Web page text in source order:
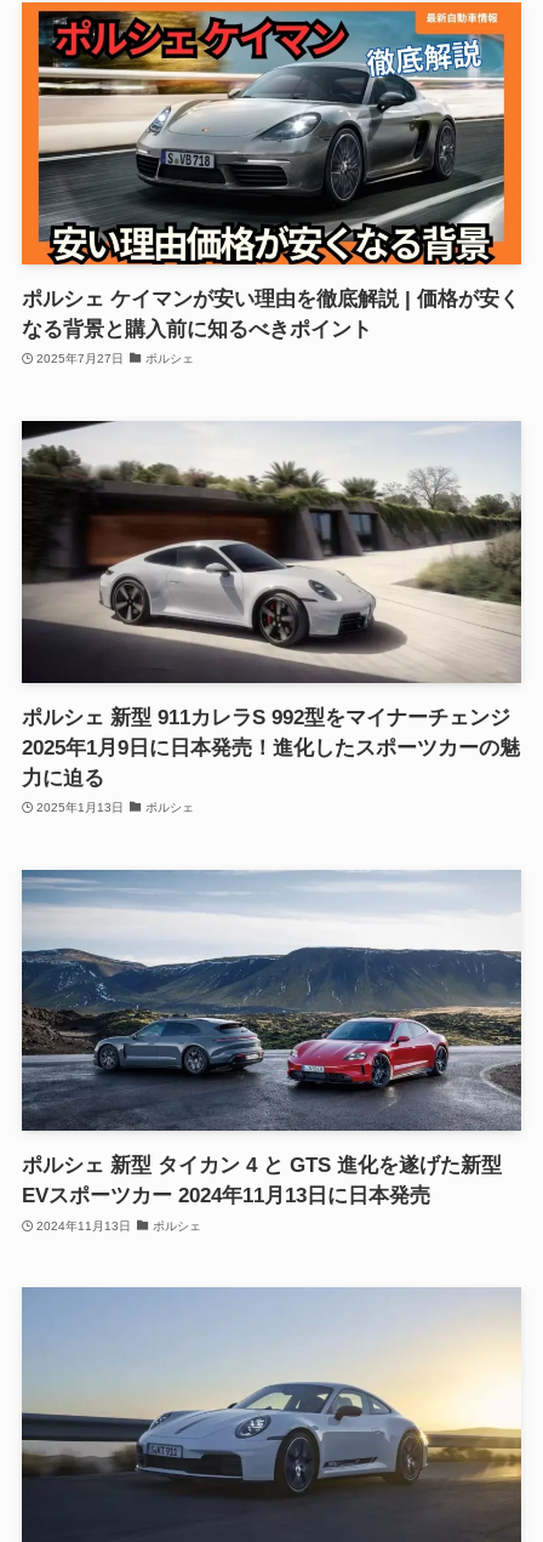
ポルシェ ケイマンが安い理由を徹底解説 | 価格が安く
なる背景と購入前に知るべきポイント
2025年7月27日 ポルシェ
ポルシェ 新型 911カレラS 992型をマイナーチェンジ
2025年1月9日に日本発売！進化したスポーツカーの魅
力に迫る
2025年1月13日 ポルシェ
ポルシェ 新型 タイカン 4 と GTS 進化を遂げた新型
EVスポーツカー 2024年11月13日に日本発売
2024年11月13日 ポルシェ